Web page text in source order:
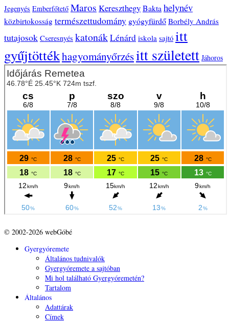
Jegenyés Emberfőtető Maros KereszthegyBakta helynév
közbirtokosság természettudomány gyógyfürdő Borbély András
tutajosok Cseresnyés katonákLénárd iskola sajtó itt
gyűjtöttékhagyományőrzésitt született Jáhoros
© 2002-2026 webGóbé
Gyergyóremete
Általános tudnivalók
Gyergyóremete a sajtóban
Mi hol található Gyergyóremetén?
Tartalom
Általános
Adattárak
Címek